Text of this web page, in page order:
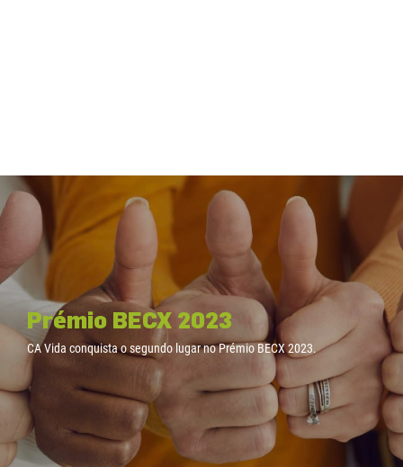
Prémio BECX 2023
CA Vida conquista o segundo lugar no Prémio BECX 2023.